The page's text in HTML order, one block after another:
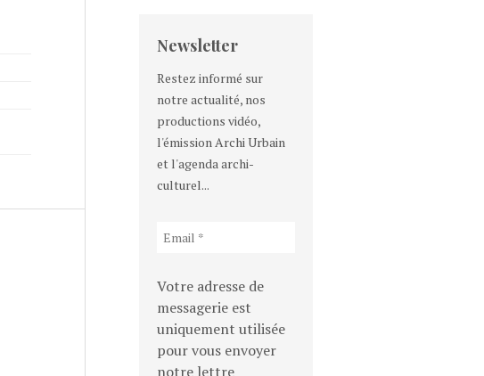
Newsletter
Restez informé sur
notre actualité, nos
productions vidéo,
l'émission Archi Urbain
et l'agenda archi-
culturel...
Votre adresse de
messagerie est
uniquement utilisée
pour vous envoyer
notre lettre